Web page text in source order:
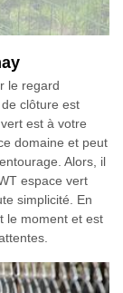
le regard
clôture est
est à votre
domaine et peut
Alors, il
espace vert
simplicité. En
le moment et est